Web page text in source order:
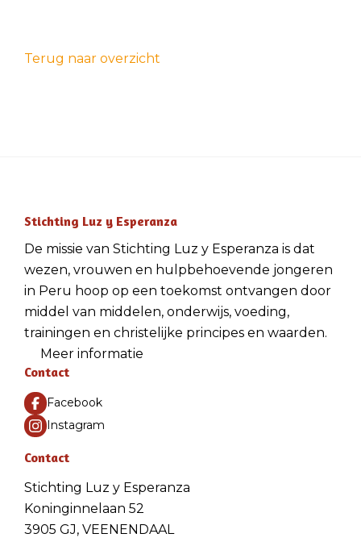
Terug naar overzicht
Stichting Luz y Esperanza
De missie van Stichting Luz y Esperanza is dat
wezen, vrouwen en hulpbehoevende jongeren
in Peru hoop op een toekomst ontvangen door
middel van middelen, onderwijs, voeding,
trainingen en christelijke principes en waarden.
Meer informatie
Contact
Facebook
Instagram
Contact
Stichting Luz y Esperanza
Koninginnelaan 52
3905 GJ, VEENENDAAL